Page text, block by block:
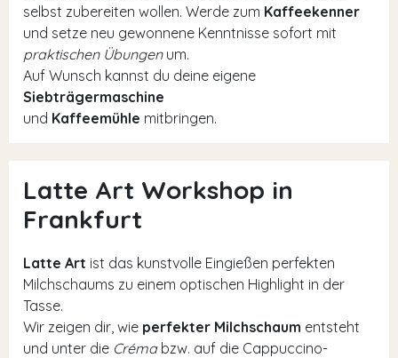
selbst zubereiten wollen. Werde zum Kaffeekenner
und setze neu gewonnene Kenntnisse sofort mit
praktischen Übungenum.
Auf Wunsch kannst du deine eigene
Siebträgermaschine
und Kaffeemühle mitbringen.
Latte Art Workshop in
Frankfurt
Latte Art ist das kunstvolle Eingießen perfekten
Milchschaums zu einem optischen Highlight in der
Tasse.
Wir zeigen dir, wie perfekter Milchschaum entsteht
und unter die Crémabzw. auf die Cappuccino-